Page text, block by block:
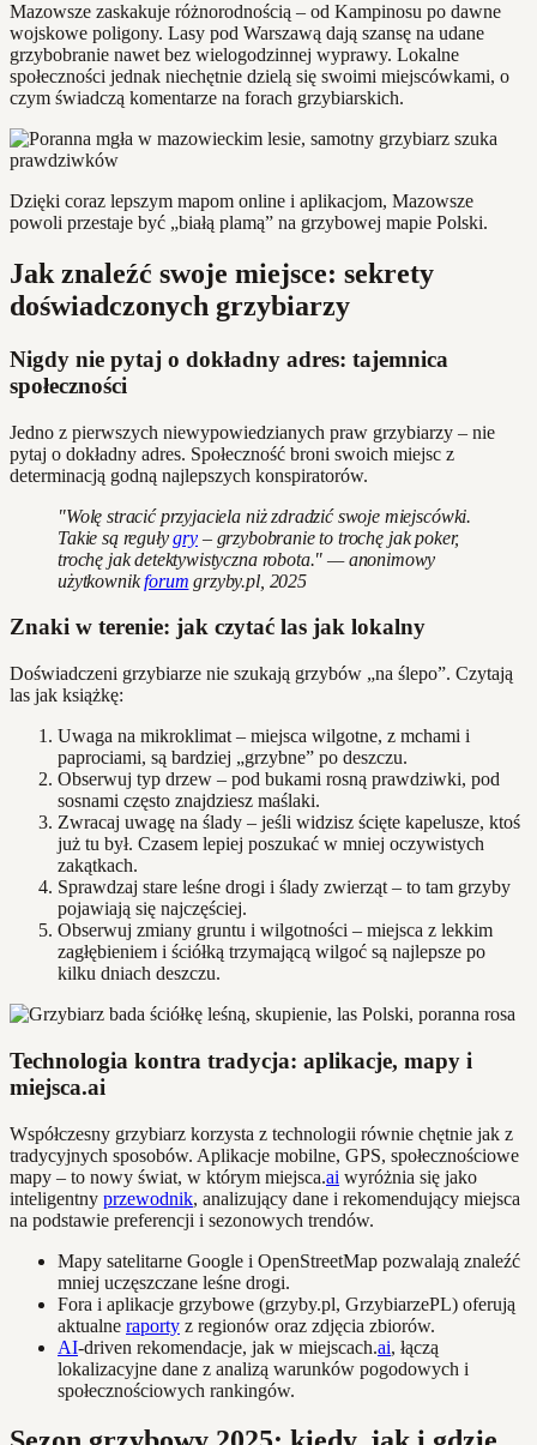
Mazowsze zaskakuje różnorodnością – od Kampinosu po dawne
wojskowe poligony. Lasy pod Warszawą dają szansę na udane
grzybobranie nawet bez wielogodzinnej wyprawy. Lokalne
społeczności jednak niechętnie dzielą się swoimi miejscówkami, o
czym świadczą komentarze na forach grzybiarskich.
Dzięki coraz lepszym mapom online i aplikacjom, Mazowsze
powoli przestaje być „białą plamą” na grzybowej mapie Polski.
Jak znaleźć swoje miejsce: sekrety
doświadczonych grzybiarzy
Nigdy nie pytaj o dokładny adres: tajemnica
społeczności
Jedno z pierwszych niewypowiedzianych praw grzybiarzy – nie
pytaj o dokładny adres. Społeczność broni swoich miejsc z
determinacją godną najlepszych konspiratorów.
"Wolę stracić przyjaciela niż zdradzić swoje miejscówki.
Takie są regułygry– grzybobranie to trochę jak poker,
trochę jak detektywistyczna robota." — anonimowy
użytkownikforum grzyby.pl, 2025
Znaki w terenie: jak czytać las jak lokalny
Doświadczeni grzybiarze nie szukają grzybów „na ślepo”. Czytają
las jak książkę:
Uwaga na mikroklimat – miejsca wilgotne, z mchami i
paprociami, są bardziej „grzybne” po deszczu.
Obserwuj typ drzew – pod bukami rosną prawdziwki, pod
sosnami często znajdziesz maślaki.
Zwracaj uwagę na ślady – jeśli widzisz ścięte kapelusze, ktoś
już tu był. Czasem lepiej poszukać w mniej oczywistych
zakątkach.
Sprawdzaj stare leśne drogi i ślady zwierząt – to tam grzyby
pojawiają się najczęściej.
Obserwuj zmiany gruntu i wilgotności – miejsca z lekkim
zagłębieniem i ściółką trzymającą wilgoć są najlepsze po
kilku dniach deszczu.
Technologia kontra tradycja: aplikacje, mapy i
miejsca.ai
Współczesny grzybiarz korzysta z technologii równie chętnie jak z
tradycyjnych sposobów. Aplikacje mobilne, GPS, społecznościowe
mapy – to nowy świat, w którym miejsca.ai wyróżnia się jako
inteligentny przewodnik, analizujący dane i rekomendujący miejsca
na podstawie preferencji i sezonowych trendów.
Mapy satelitarne Google i OpenStreetMap pozwalają znaleźć
mniej uczęszczane leśne drogi.
Fora i aplikacje grzybowe (grzyby.pl, GrzybiarzePL) oferują
aktualne raporty z regionów oraz zdjęcia zbiorów.
AI-driven rekomendacje, jak w miejscach.ai, łączą
lokalizacyjne dane z analizą warunków pogodowych i
społecznościowych rankingów.